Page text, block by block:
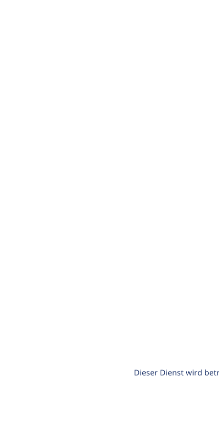
Dieser Dienst wird